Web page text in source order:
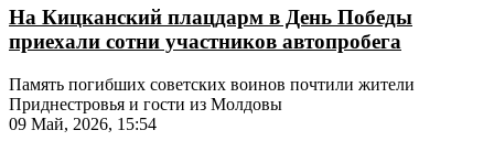
На Кицканский плацдарм в День Победы
приехали сотни участников автопробега
Память погибших советских воинов почтили жители
Приднестровья и гости из Молдовы
09 Май, 2026, 15:54